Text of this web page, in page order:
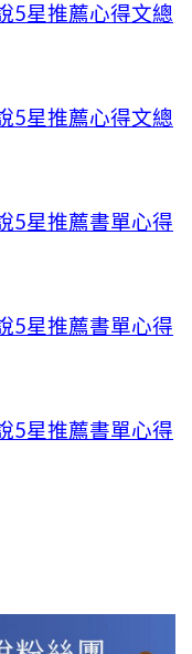
5星推薦心得文總
5星推薦心得文總
5星推薦書單心得
5星推薦書單心得
5星推薦書單心得